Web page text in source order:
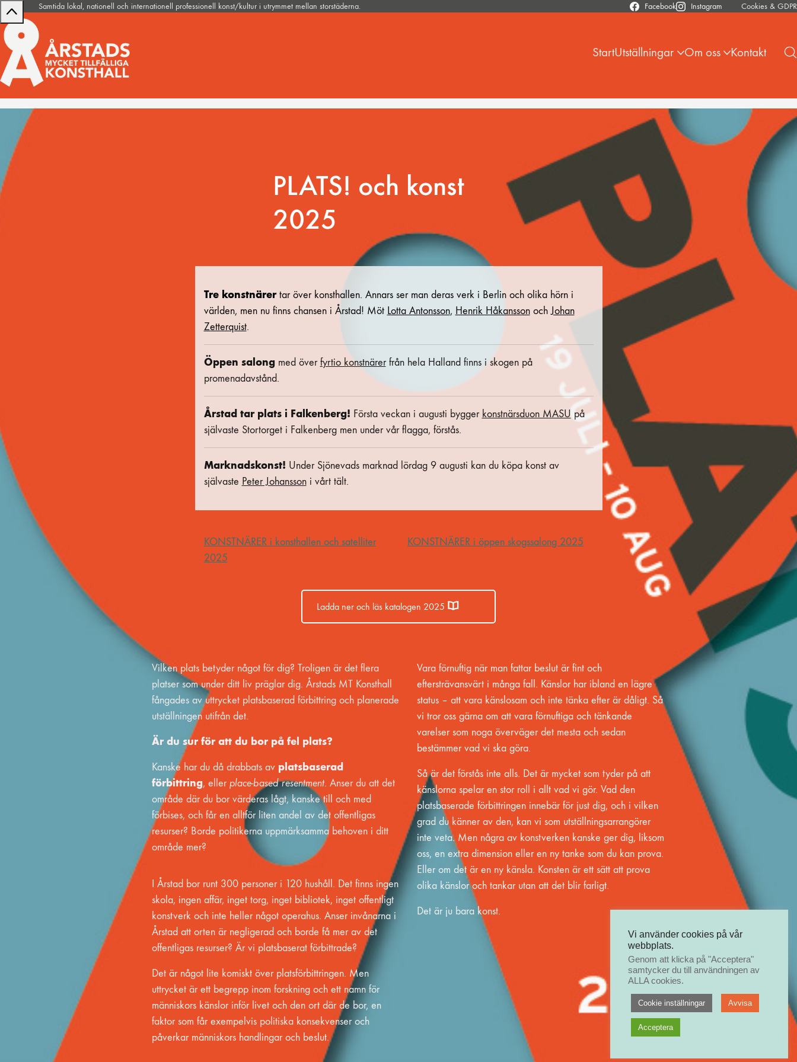
Samtida lokal, nationell och internationell professionell konst/kultur i utrymmet mellan storstäderna. Facebook Instagram Cookies & GDPR
StartUtställningar Om oss Kontakt
PLATS! och konst
2025
Tre konstnärertar över konsthallen. Annars ser man deras verk i Berlin och olika hörn i
världen, men nu finns chansen i Årstad! Möt Lotta Antonsson, Henrik HåkanssonochJohan
Zetterquist.
Öppen salongmed överfyrtio konstnärerfrån hela Halland finns i skogen på
promenadavstånd.
Årstad tar plats i Falkenberg! Första veckan i augusti bygger konstnärsduon MASU på
självaste Stortorget i Falkenberg men under vår flagga, förstås.
Marknadskonst! Under Sjönevads marknad lördag 9 augusti kan du köpa konst av
självaste Peter Johanssoni vårt tält.
KONSTNÄRER i konsthallen och satelliter
2025
KONSTNÄRER i öppen skogssalong 2025
Ladda ner och läs katalogen 2025
Vilken plats betyder något för dig? Troligen är det flera
platser som under ditt liv präglar dig. Årstads MT Konsthall
fångades av uttrycket platsbaserad förbittring och planerade
utställningen utifrån det.
Är du sur för att du bor på fel plats?
Kanske har du då drabbats av platsbaserad
förbittring, ellerplace-based resentment. Anser du att det
område där du bor värderas lågt, kanske till och med
förbises, och får en alltför liten andel av det offentligas
resurser? Borde politikerna uppmärksamma behoven i ditt
område mer?
I Årstad bor runt 300 personer i 120 hushåll. Det finns ingen
skola, ingen affär, inget torg, inget bibliotek, inget offentligt
konstverk och inte heller något operahus. Anser invånarna i
Årstad att orten är negligerad och borde få mer av det
offentligas resurser? Är vi platsbaserat förbittrade?
Det är något lite komiskt över platsförbittringen. Men
uttrycket är ett begrepp inom forskning och ett namn för
människors känslor inför livet och den ort där de bor, en
faktor som får exempelvis politiska konsekvenser och
påverkar människors handlingar och beslut.
Vara förnuftig när man fattar beslut är fint och
eftersträvansvärt i många fall. Känslor har ibland en lägre
status – att vara känslosam och inte tänka efter är dåligt. Så
vi tror oss gärna om att vara förnuftiga och tänkande
varelser som noga överväger det mesta och sedan
bestämmer vad vi ska göra.
Så är det förstås inte alls. Det är mycket som tyder på att
känslorna spelar en stor roll i allt vad vi gör. Vad den
platsbaserade förbittringen innebär för just dig, och i vilken
grad du känner av den, kan vi som utställningsarrangörer
inte veta. Men några av konstverken kanske ger dig, liksom
oss, en extra dimension eller en ny tanke som du kan prova.
Eller om det är en ny känsla. Konsten är ett sätt att prova
olika känslor och tankar utan att det blir farligt.
Det är ju bara konst.
Vi använder cookies på vår
webbplats.
Genom att klicka på "Acceptera"
samtycker du till användningen av
ALLA cookies.
Cookie inställningar Avvisa
Acceptera